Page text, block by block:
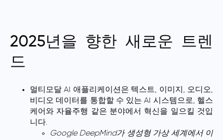
2025년을 향한 새로운 트렌
드
멀티모달 AI 애플리케이션은 텍스트, 이미지, 오디오,
비디오 데이터를 통합할 수 있는 AI 시스템으로, 헬스
케어와 자율주행 같은 분야에서 혁신을 일으킬 것입
니다.
Google DeepMind가 생성형 가상 세계에서 이